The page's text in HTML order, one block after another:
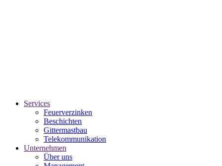
Services
Feuerverzinken
Beschichten
Gittermastbau
Telekommunikation
Unternehmen
Über uns